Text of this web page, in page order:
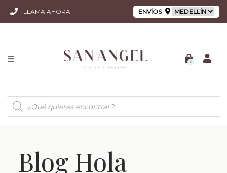
LLAMA AHORA ENVÍOS
0
Búsqueda
de
productos
Blog Hola